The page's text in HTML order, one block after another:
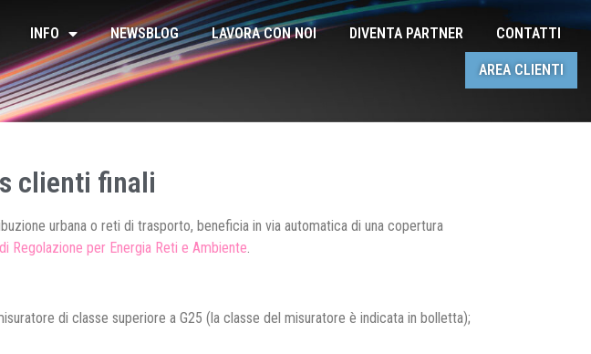
INFO NEWSBLOG LAVORA CON NOI DIVENTA PARTNER CONTATTI
AREA CLIENTI
clienti finali
urbana o reti di trasporto, beneficia in via automatica di una copertura
Regolazione per Energia Reti e Ambiente
di classe superiore a G25 (la classe del misuratore è indicata in bolletta);